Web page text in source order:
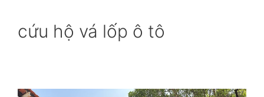
cứu hộ vá lốp ô tô